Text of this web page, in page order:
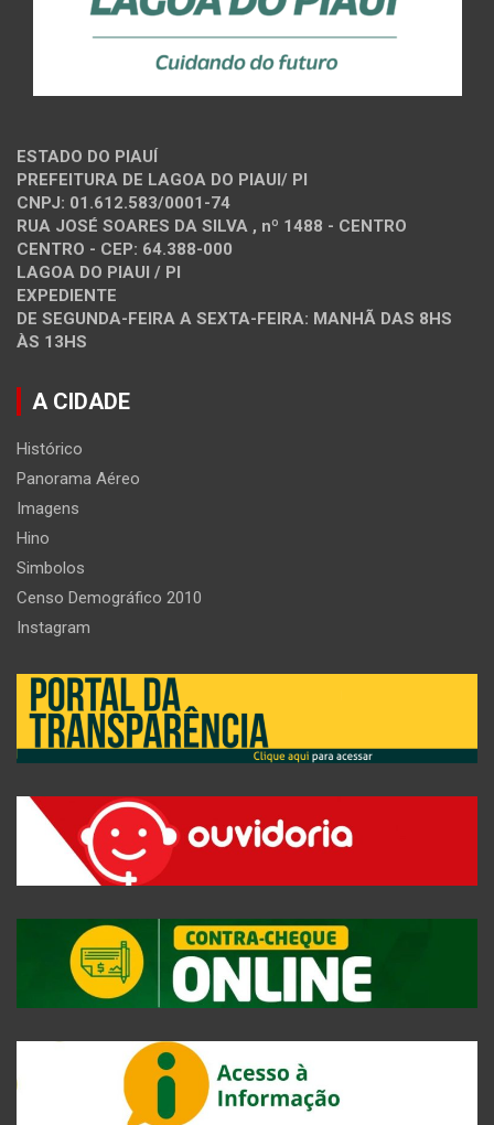
ESTADO DO PIAUÍ
PREFEITURA DE LAGOA DO PIAUI/ PI
CNPJ: 01.612.583/0001-74
RUA JOSÉ SOARES DA SILVA , nº 1488 - CENTRO
CENTRO - CEP: 64.388-000
LAGOA DO PIAUI / PI
EXPEDIENTE
DE SEGUNDA-FEIRA A SEXTA-FEIRA: MANHÃ DAS 8HS
ÀS 13HS
A CIDADE
Histórico
Panorama Aéreo
Imagens
Hino
Simbolos
Censo Demográfico 2010
Instagram